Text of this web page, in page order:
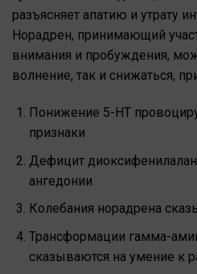
разъясняет апатию и утрату
Норадрен, принимающий
внимания и пробуждения,
волнение, так и снижаться,
Понижение 5-НТ
признаки
Дефицит
ангедонии
Колебания норадрена
Трансформации гамма-
сказываются на умение к